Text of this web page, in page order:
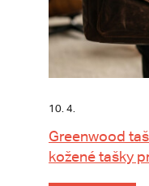
10. 4.
Greenwood
kožené tašky